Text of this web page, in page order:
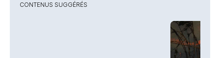
CONTENUS SUGGÉRÉS